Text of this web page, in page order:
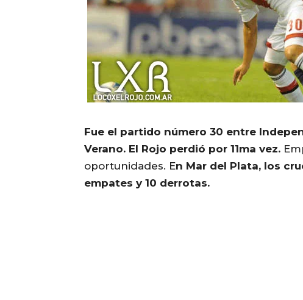
Fue el partido número 30 entre
Verano. El Rojo perdió por 11ma vez.
oportunidades. En Mar del Plata, los
empates y 10 derrotas.